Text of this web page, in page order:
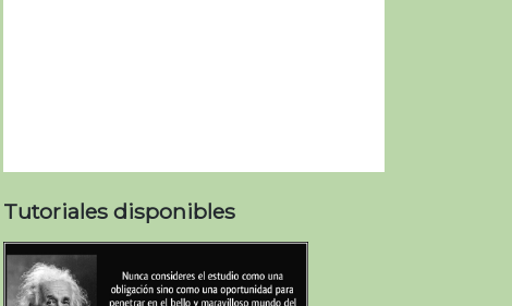
Tutoriales disponibles